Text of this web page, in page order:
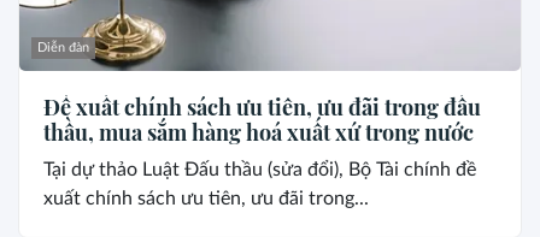
Diễn đàn
Đề xuất chính sách ưu tiên, ưu đãi trong đấu
thầu, mua sắm hàng hoá xuất xứ trong nước
Tại dự thảo Luật Đấu thầu (sửa đổi), Bộ Tài chính đề
xuất chính sách ưu tiên, ưu đãi trong...